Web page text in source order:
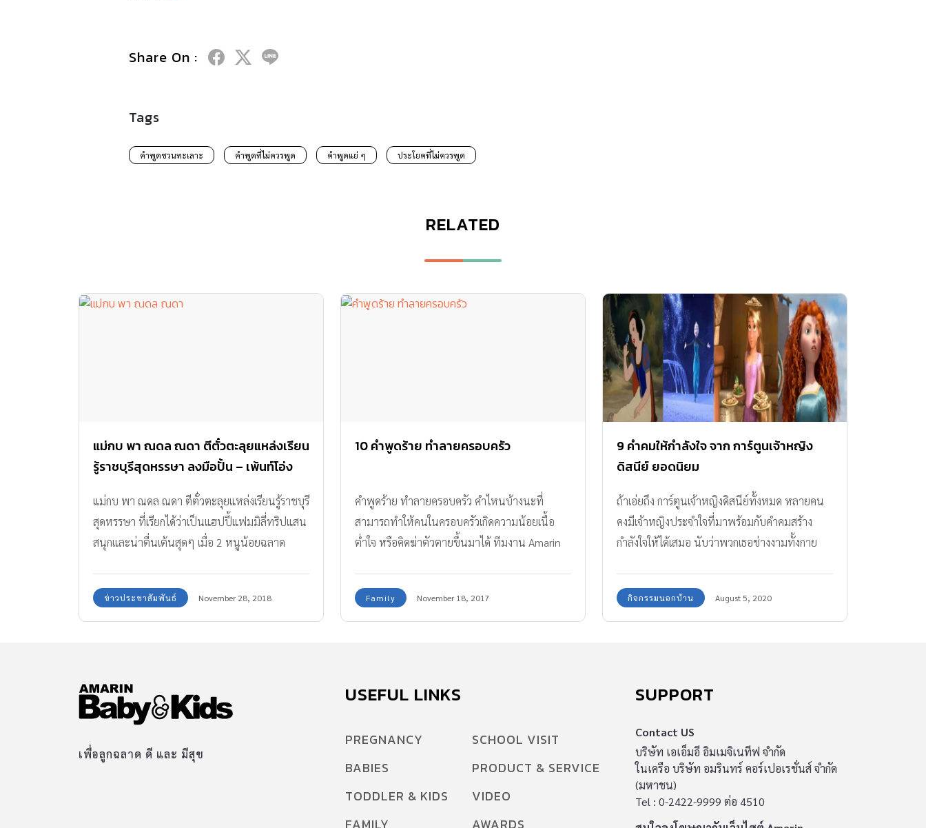
Share On :
Tags
คำพูดชวนทะเลาะ คำพูดที่ไม่ควรพูด คำพูดแย่ ๆ ประโยคที่ไม่ควรพูด
RELATED
แม่กบ พา ณดล ณดา ตีตั๋วตะลุยแหล่งเรียน
รู้ราชบุรีสุดหรรษา ลงมือปั้น – เพ้นท์โอ่ง
ครั้งแรก!! กับ สก๊อต คิตซ์ ซุปไก่สกัด
สำหรับเด็ก
แม่กบ พา ณดล ณดา ตีตั๋วตะลุยแหล่งเรียนรู้ราชบุรี
สุดหรรษา ที่เรียกได้ว่าเป็นแฮปปี้แฟมมิลี่ทริปแสน
สนุกและน่าตื่นเต้นสุดๆ เมื่อ 2 หนูน้อยฉลาด
ข่าวประชาสัมพันธ์ November 28, 2018
10 คำพูดร้าย ทำลายครอบครัว
คำพูดร้าย ทำลายครอบครัว คำไหนบ้างนะที่
สามารถทำให้คนในครอบครัวเกิดความน้อยเนื้อ
ต่ำใจ หรือคิดฆ่าตัวตายขึ้นมาได้ ทีมงาน Amarin
Family November 18, 2017
9 คำคมให้กำลังใจ จาก การ์ตูนเจ้าหญิง
ดิสนีย์ ยอดนิยม
ถ้าเอ่ยถึง การ์ตูนเจ้าหญิงดิสนีย์ทั้งหมด หลายคน
คงมีเจ้าหญิงประจำใจที่มาพร้อมกับคำคมสร้าง
กำลังใจให้ได้เสมอ นับว่าพวกเธอช่างงามทั้งกาย
กิจกรรมนอกบ้าน August 5, 2020
เพื่อลูกฉลาด ดี และ มีสุข
USEFUL LINKS
PREGNANCY
BABIES
TODDLER & KIDS
FAMILY
SCHOOL VISIT
PRODUCT & SERVICE
VIDEO
AWARDS
SUPPORT
Contact US
บริษัท เอเอ็มอี อิมเมจิเนทีฟ จำกัด
ในเครือ บริษัท อมรินทร์ คอร์เปอเรชั่นส์ จำกัด
(มหาชน)
Tel : 0-2422-9999 ต่อ 4510